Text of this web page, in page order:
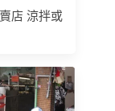
店 涼拌或